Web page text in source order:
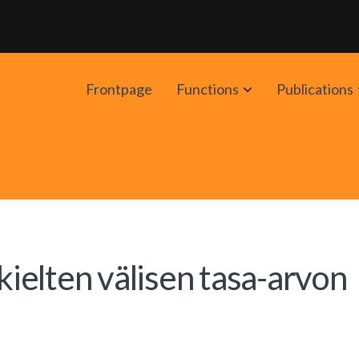
Frontpage Functions AvaaPublications
välisen tasa-arvon